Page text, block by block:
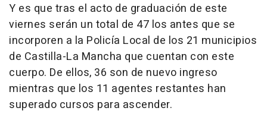
Y es que tras el acto de graduación de este
viernes serán un total de 47 los antes que se
incorporen a la Policía Local de los 21 municipios
de Castilla-La Mancha que cuentan con este
cuerpo. De ellos, 36 son de nuevo ingreso
mientras que los 11 agentes restantes han
superado cursos para ascender.